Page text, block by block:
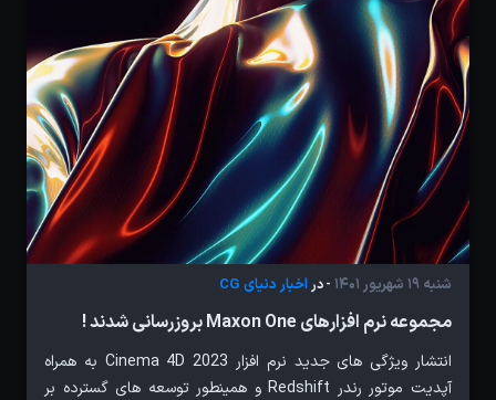
شنبه 19 شهریور 1401 - دراخبار دنیای CG
مجموعه نرم افزارهای Maxon One بروزرسانی شدند !
انتشار ویژگی های جدید نرم افزار Cinema 4D 2023 به همراه
آپدیت موتور رندر Redshift و همینطور توسعه های گسترده بر